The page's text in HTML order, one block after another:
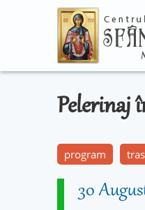
Pelerinaj
program
30